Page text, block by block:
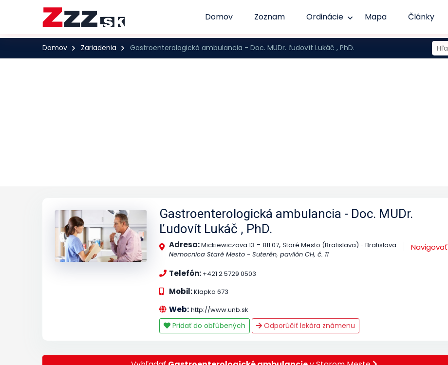
Domov Zoznam Ordinácie Mapa Články
Domov Zariadenia Gastroenterologická ambulancia - Doc. MUDr. Ľudovít Lukáč , PhD.
Gastroenterologická ambulancia - Doc. MUDr.
Ľudovít Lukáč , PhD.
Adresa:Mickiewiczova 13 - 811 07, Staré Mesto (Bratislava) - Bratislava
Nemocnica Staré Mesto - Suterén, pavilón CH, č. 11
Telefón: +421 2 5729 0503
Mobil:Klapka 673
Web: http://www.unb.sk
Pridať do obľúbených Odporúčiť lekára známenu
Navigovať